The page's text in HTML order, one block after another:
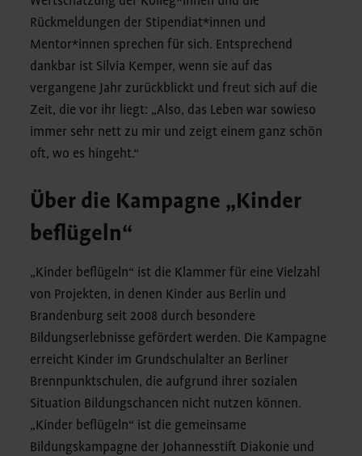
Rückmeldungen der Stipendiat*innen und
Mentor*innen sprechen für sich. Entsprechend
dankbar ist Silvia Kemper, wenn sie auf das
vergangene Jahr zurückblickt und freut sich auf die
Zeit, die vor ihr liegt: „Also, das Leben war sowieso
immer sehr nett zu mir und zeigt einem ganz schön
oft, wo es hingeht.“
Über die Kampagne „Kinder
beflügeln“
„Kinder beflügeln“ ist die Klammer für eine Vielzahl
von Projekten, in denen Kinder aus Berlin und
Brandenburg seit 2008 durch besondere
Bildungserlebnisse gefördert werden. Die Kampagne
erreicht Kinder im Grundschulalter an Berliner
Brennpunktschulen, die aufgrund ihrer sozialen
Situation Bildungschancen nicht nutzen können.
„Kinder beflügeln“ ist die gemeinsame
Bildungskampagne der Johannesstift Diakonie und